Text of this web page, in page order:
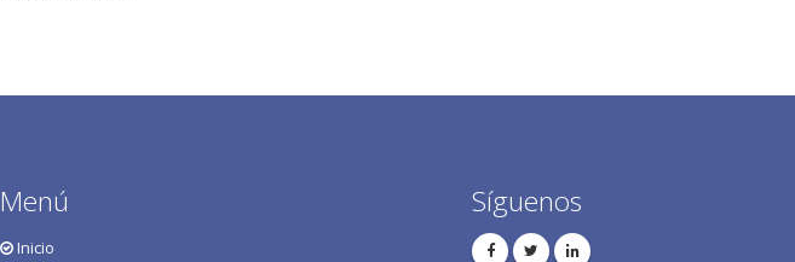
Menú
Inicio
Síguenos